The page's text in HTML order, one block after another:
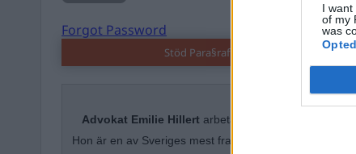
I
of my
was
Forgot Password
Stöd Para§raf – magasinet som hatas
Advokat Emilie Hillert arbetar i lika mån med
Hon är en av Sveriges mest framträdande